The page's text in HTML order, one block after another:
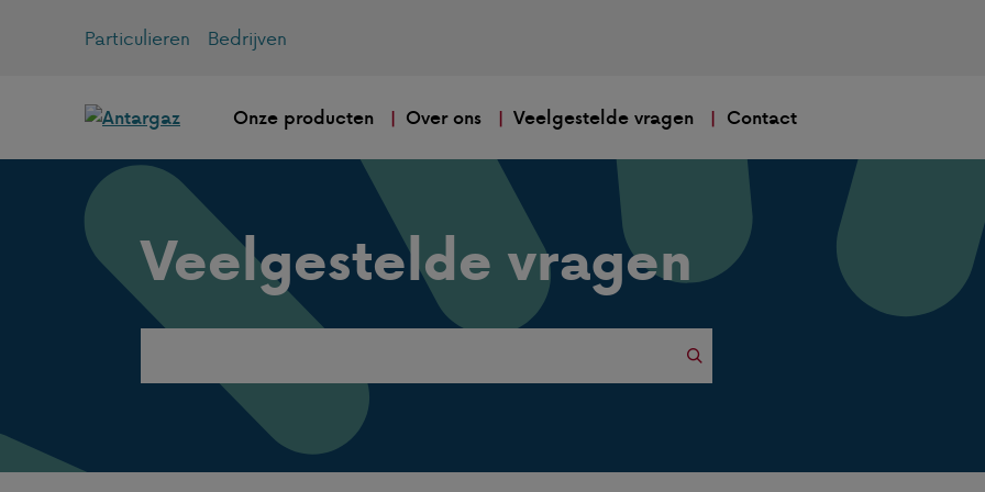
Particulieren Bedrijven
Onze producten Over ons Veelgestelde vragen Contact
Veelgestelde vragen